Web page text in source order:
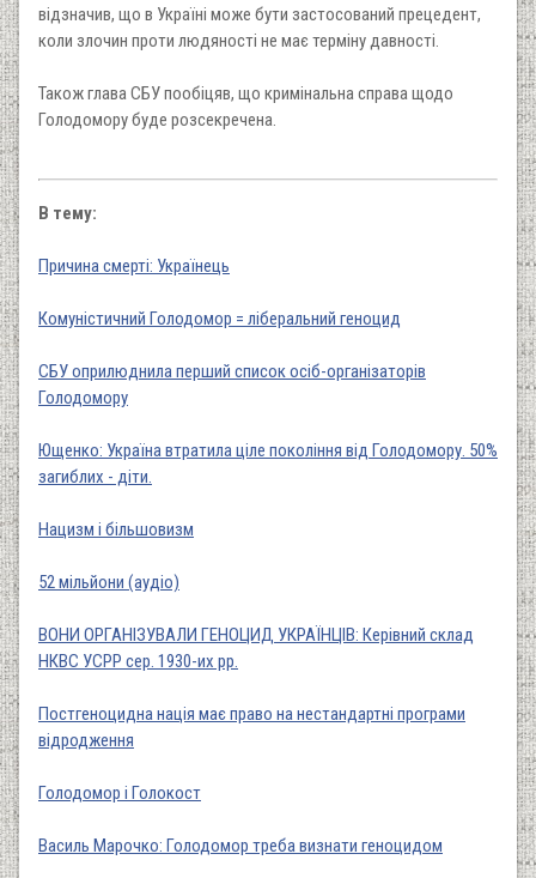
відзначив, що в Україні може бути застосований прецедент,
коли злочин проти людяності не має терміну давності.
Також глава СБУ пообіцяв, що кримінальна справа щодо
Голодомору буде розсекречена.
В тему:
Причина смерті: Українець
Комуністичний Голодомор = ліберальний геноцид
СБУ оприлюднила перший список осіб-організаторів
Голодомору
Ющенко: Україна втратила ціле покоління від Голодомору. 50%
загиблих - діти.
Нацизм і більшовизм
52 мільйони (аудіо)
ВОНИ ОРГАНІЗУВАЛИ ГЕНОЦИД УКРАЇНЦІВ: Керівний склад
НКВС УСРР сер. 1930-их рр.
Постгеноцидна нація має право на нестандартні програми
відродження
Голодомор і Голокост
Василь Марочко: Голодомор треба визнати геноцидом